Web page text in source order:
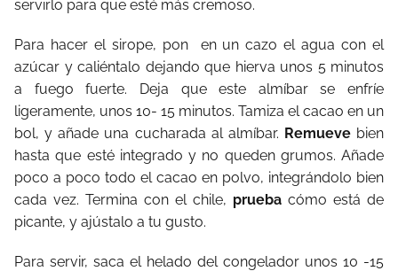
servirlo para que esté más cremoso.
Para hacer el sirope, pon en un cazo el agua con el
azúcar y caliéntalo dejando que hierva unos 5 minutos
a fuego fuerte. Deja que este almíbar se enfríe
ligeramente, unos 10- 15 minutos. Tamiza el cacao en un
bol, y añade una cucharada al almíbar. Remueve bien
hasta que esté integrado y no queden grumos. Añade
poco a poco todo el cacao en polvo, integrándolo bien
cada vez. Termina con el chile, prueba cómo está de
picante, y ajústalo a tu gusto.
Para servir, saca el helado del congelador unos 10 -15